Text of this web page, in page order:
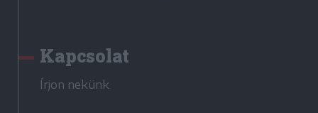
Kapcsolat
Írjon nekünk